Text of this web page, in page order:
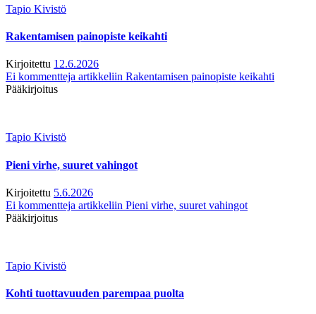
Tapio Kivistö
Rakentamisen painopiste keikahti
Kirjoitettu 12.6.2026
Ei kommentteja artikkeliin Rakentamisen painopiste keikahti
Pääkirjoitus
Tapio Kivistö
Pieni virhe, suuret vahingot
Kirjoitettu 5.6.2026
Ei kommentteja artikkeliin Pieni virhe, suuret vahingot
Pääkirjoitus
Tapio Kivistö
Kohti tuottavuuden parempaa puolta